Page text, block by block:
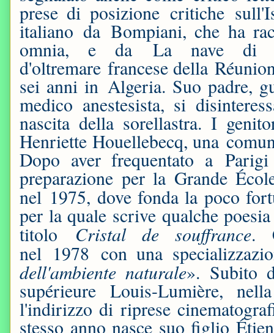
prese di posizione critiche
italiano da Bompiani, che ha
omnia, e da La nave di
d'oltremare francese della
sei anni in Algeria. Suo padre,
medico anestesista, si
nascita della sorellastra. I
Henriette Houellebecq, una
Dopo aver frequentato a
preparazione per la Grande
nel 1975, dove fonda la poco
per la quale scrive qualche
titolo Cristal de souffrance.
nel 1978 con una
dell'ambiente naturale». Subito
supérieure Louis-Lumière,
l'indirizzo di riprese
stesso anno nasce suo figlio